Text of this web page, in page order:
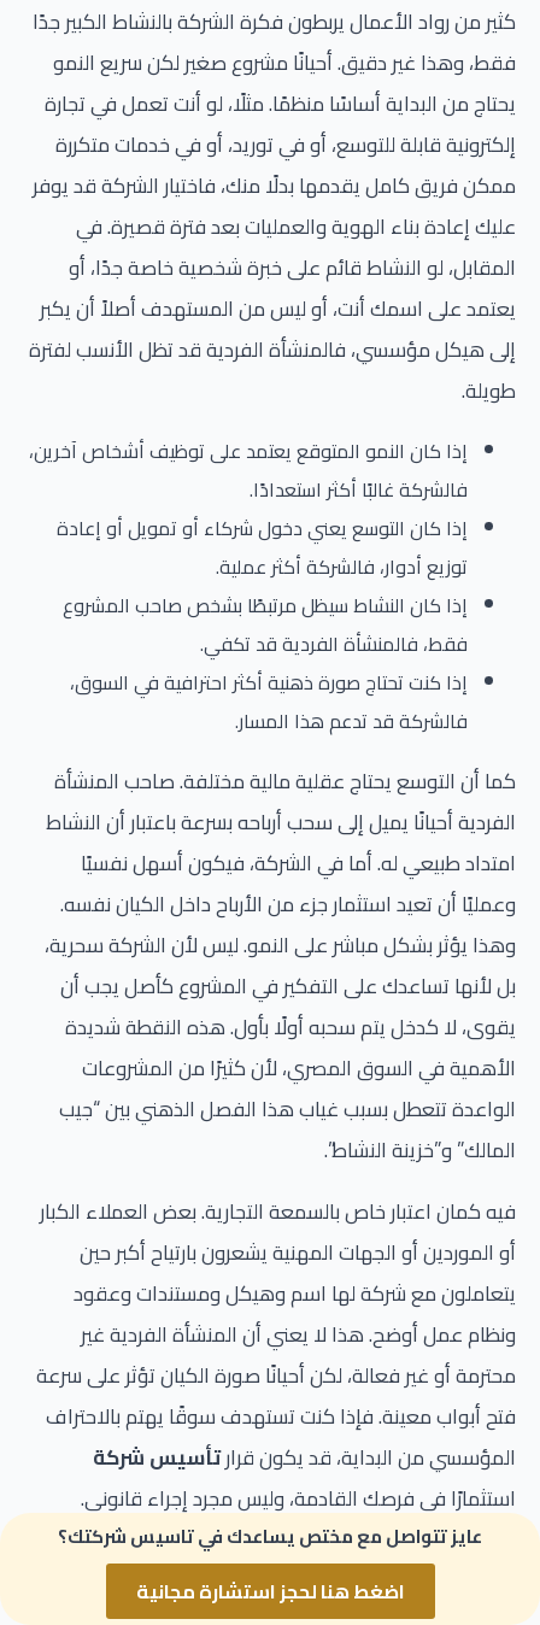
كثير من رواد الأعمال يربطون فكرة الشركة بالنشاط الكبير جدًا
فقط، وهذا غير دقيق. أحيانًا مشروع صغير لكن سريع النمو
يحتاج من البداية أساسًا منظمًا. مثلًا، لو أنت تعمل في تجارة
إلكترونية قابلة للتوسع، أو في توريد، أو في خدمات متكررة
ممكن فريق كامل يقدمها بدلًا منك، فاختيار الشركة قد يوفر
عليك إعادة بناء الهوية والعمليات بعد فترة قصيرة. في
المقابل، لو النشاط قائم على خبرة شخصية خاصة جدًا، أو
يعتمد على اسمك أنت، أو ليس من المستهدف أصلاً أن يكبر
إلى هيكل مؤسسي، فالمنشأة الفردية قد تظل الأنسب لفترة
طويلة.
إذا كان النمو المتوقع يعتمد على توظيف أشخاص آخرين،
فالشركة غالبًا أكثر استعدادًا.
إذا كان التوسع يعني دخول شركاء أو تمويل أو إعادة
توزيع أدوار، فالشركة أكثر عملية.
إذا كان النشاط سيظل مرتبطًا بشخص صاحب المشروع
فقط، فالمنشأة الفردية قد تكفي.
إذا كنت تحتاج صورة ذهنية أكثر احترافية في السوق،
فالشركة قد تدعم هذا المسار.
كما أن التوسع يحتاج عقلية مالية مختلفة. صاحب المنشأة
الفردية أحيانًا يميل إلى سحب أرباحه بسرعة باعتبار أن النشاط
امتداد طبيعي له. أما في الشركة، فيكون أسهل نفسيًا
وعمليًا أن تعيد استثمار جزء من الأرباح داخل الكيان نفسه.
وهذا يؤثر بشكل مباشر على النمو. ليس لأن الشركة سحرية،
بل لأنها تساعدك على التفكير في المشروع كأصل يجب أن
يقوى، لا كدخل يتم سحبه أولًا بأول. هذه النقطة شديدة
الأهمية في السوق المصري، لأن كثيرًا من المشروعات
الواعدة تتعطل بسبب غياب هذا الفصل الذهني بين “جيب
المالك” و”خزينة النشاط”.
فيه كمان اعتبار خاص بالسمعة التجارية. بعض العملاء الكبار
أو الموردين أو الجهات المهنية يشعرون بارتياح أكبر حين
يتعاملون مع شركة لها اسم وهيكل ومستندات وعقود
ونظام عمل أوضح. هذا لا يعني أن المنشأة الفردية غير
محترمة أو غير فعالة، لكن أحيانًا صورة الكيان تؤثر على سرعة
فتح أبواب معينة. فإذا كنت تستهدف سوقًا يهتم بالاحتراف
المؤسسي من البداية، قد يكون قرارتأسيس شركة
استثمارًا في فرصك القادمة، وليس مجرد إجراء قانوني.
ومن الحلول الوسط المفيدة هناشركة الشخص الواحد
هذا الشكل يجذب من يريد الجمع بين فكرة العمل الفردي في
عايز تتواصل مع مختص يساعدك في تاسيس شركتك؟
اضغط هنا لحجز استشارة مجانية